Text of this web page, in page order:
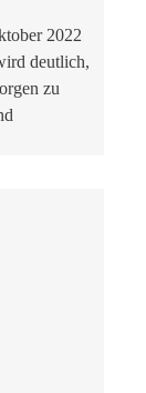
2022
deutlich,
zu